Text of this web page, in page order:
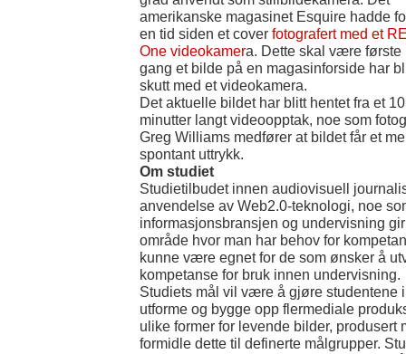
amerikanske magasinet Esquire hadde
en tid siden et cover fotografert med et
One videokamera. Dette skal være første
gang et bilde på en magasinforside har
skutt med et videokamera.
Det aktuelle bildet har blitt hentet fra et 10
minutter langt videoopptak, noe som
Greg Williams medfører at bildet får et
spontant uttrykk.
Om studiet
Studietilbudet innen audiovisuell
anvendelse av Web2.0-teknologi, noe
informasjonsbransjen og undervisning
område hvor man har behov for
kunne være egnet for de som ønsker å
kompetanse for bruk innen undervisning.
Studiets mål vil være å gjøre studentene
utforme og bygge opp flermediale
ulike former for levende bilder, produsert
formidle dette til definerte målgrupper.